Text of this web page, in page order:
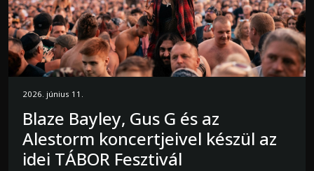
2026. június 11.
Blaze Bayley, Gus G és az
Alestorm koncertjeivel készül az
idei TÁBOR Fesztivál